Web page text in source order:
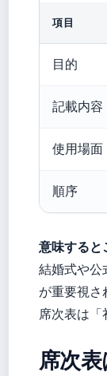
項目
目的
記載内容
使用場面
順序
意味すると
結婚式や公
が重要視さ
席次表は「
席次